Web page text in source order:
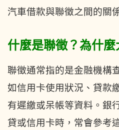
汽車借款與聯徵之間的關
什麼是聯徵？為什麼
聯徵通常指的是金融機構
如信用卡使用狀況、貸款
有遲繳或呆帳等資料。銀
貸或信用卡時，常會參考